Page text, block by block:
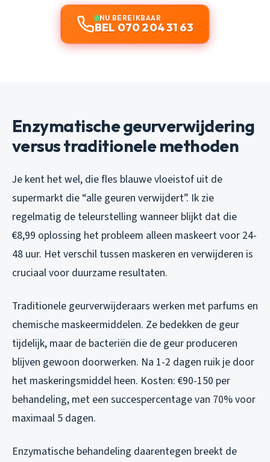
NU BEREIKBAAR
BEL 070 204 31 63
Enzymatische geurverwijdering
versus traditionele methoden
Je kent het wel, die fles blauwe vloeistof uit de
supermarkt die “alle geuren verwijdert”. Ik zie
regelmatig de teleurstelling wanneer blijkt dat die
€8,99 oplossing het probleem alleen maskeert voor 24-
48 uur. Het verschil tussen maskeren en verwijderen is
cruciaal voor duurzame resultaten.
Traditionele geurverwijderaars werken met parfums en
chemische maskeermiddelen. Ze bedekken de geur
tijdelijk, maar de bacteriën die de geur produceren
blijven gewoon doorwerken. Na 1-2 dagen ruik je door
het maskeringsmiddel heen. Kosten: €90-150 per
behandeling, met een succespercentage van 70% voor
maximaal 5 dagen.
Enzymatische behandeling daarentegen breekt de